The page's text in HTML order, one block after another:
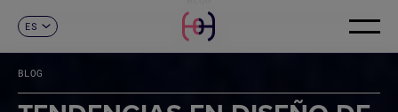
ES
FR
DE
IT
CONTACTO
BLOG